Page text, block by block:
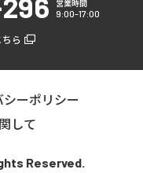
営業時間
9:00-17:00
ら
シーポリシー
して
Reserved.